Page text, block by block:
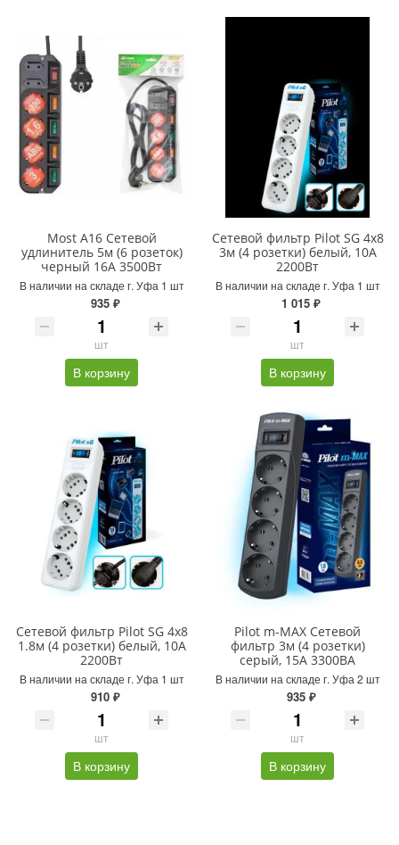
Most A16 Сетевой
удлинитель 5м (6 розеток)
черный 16А 3500Вт
В наличии на складе г. Уфа 1 шт
935 ₽
шт
В корзину
Сетевой фильтр Pilot SG 4x8
3м (4 розетки) белый, 10А
2200Вт
В наличии на складе г. Уфа 1 шт
1 015 ₽
шт
В корзину
Сетевой фильтр Pilot SG 4x8
1.8м (4 розетки) белый, 10А
2200Вт
В наличии на складе г. Уфа 1 шт
910 ₽
шт
В корзину
Pilot m-MAX Сетевой
фильтр 3м (4 розетки)
серый, 15А 3300ВА
В наличии на складе г. Уфа 2 шт
935 ₽
шт
В корзину